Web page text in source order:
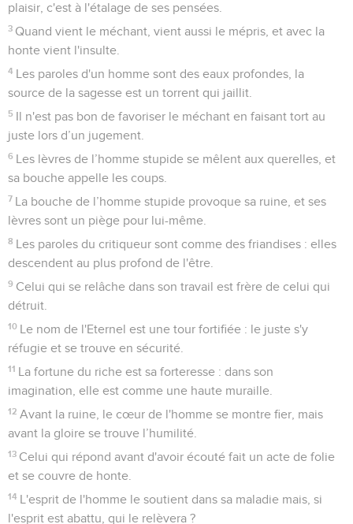
plaisir, c'est à l'étalage de ses pensées.
3 Quand vient le méchant, vient aussi le mépris, et avec la
honte vient l'insulte.
4 Les paroles d'un homme sont des eaux profondes, la
source de la sagesse est un torrent qui jaillit.
5 Il n'est pas bon de favoriser le méchant en faisant tort au
juste lors d’un jugement.
6 Les lèvres de l’homme stupide se mêlent aux querelles, et
sa bouche appelle les coups.
7 La bouche de l’homme stupide provoque sa ruine, et ses
lèvres sont un piège pour lui-même.
8 Les paroles du critiqueur sont comme des friandises : elles
descendent au plus profond de l'être.
9 Celui qui se relâche dans son travail est frère de celui qui
détruit.
10 Le nom de l'Eternel est une tour fortifiée : le juste s'y
réfugie et se trouve en sécurité.
11 La fortune du riche est sa forteresse : dans son
imagination, elle est comme une haute muraille.
12 Avant la ruine, le cœur de l'homme se montre fier, mais
avant la gloire se trouve l’humilité.
13 Celui qui répond avant d'avoir écouté fait un acte de folie
et se couvre de honte.
14 L'esprit de l'homme le soutient dans sa maladie mais, si
l'esprit est abattu, qui le relèvera ?